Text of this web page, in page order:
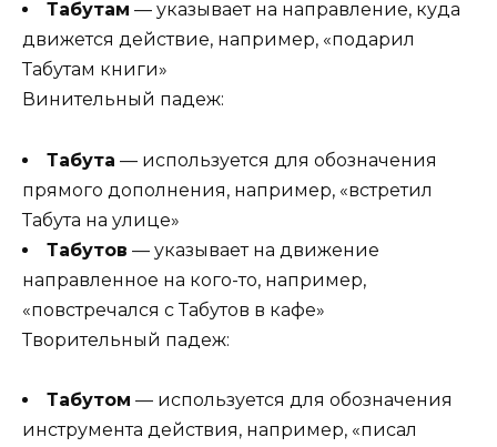
Табутам — указывает на направление, куда
движется действие, например, «подарил
Табутам книги»
Винительный падеж:
Табута — используется для обозначения
прямого дополнения, например, «встретил
Табута на улице»
Табутов — указывает на движение
направленное на кого-то, например,
«повстречался с Табутов в кафе»
Творительный падеж:
Табутом — используется для обозначения
инструмента действия, например, «писал